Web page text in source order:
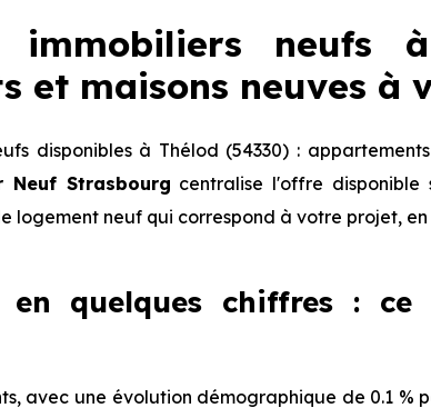
immobiliers neufs
et maisons neuves à
disponibles à Thélod (54330) :
Neuf Strasbourg centralise l'offre
logement neuf qui correspond à votre projet,
en quelques chiffres :
avec une évolution démographique de 0.1